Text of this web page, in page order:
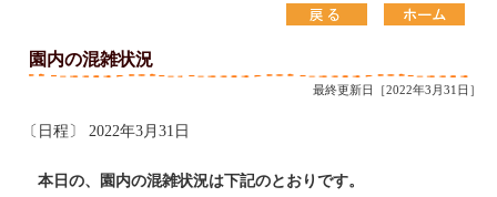
園内の混雑状況
最終更新日［2022年3月31日］
〔日程〕 2022年3月31日
本日の、園内の混雑状況は下記のとおりです。